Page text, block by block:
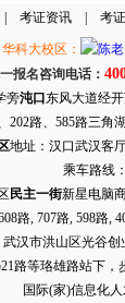
考证资讯| 考
华科大校区：
报名咨询电话：
旁沌口 东风大道经
202路、585路三
地址：汉口武汉客
乘车路线
民主一街新星电脑
路, 707路, 598路,
汉市洪山区光谷创
路等珞雄路站下
国际(家)信息化